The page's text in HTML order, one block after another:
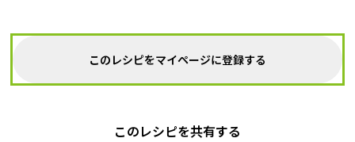
このレシピをマイページに登録する
このレシピを共有する